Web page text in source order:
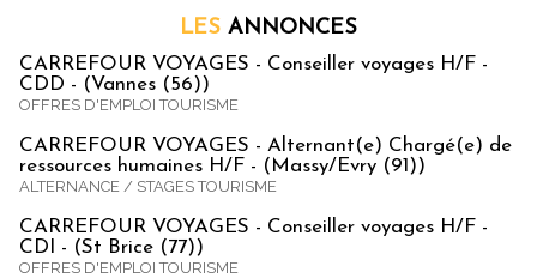
LES ANNONCES
CARREFOUR VOYAGES - Conseiller voyages H/F -
CDD - (Vannes (56))
OFFRES D'EMPLOI TOURISME
CARREFOUR VOYAGES - Alternant(e) Chargé(e) de
ressources humaines H/F - (Massy/Evry (91))
ALTERNANCE / STAGES TOURISME
CARREFOUR VOYAGES - Conseiller voyages H/F -
CDI - (St Brice (77))
OFFRES D'EMPLOI TOURISME